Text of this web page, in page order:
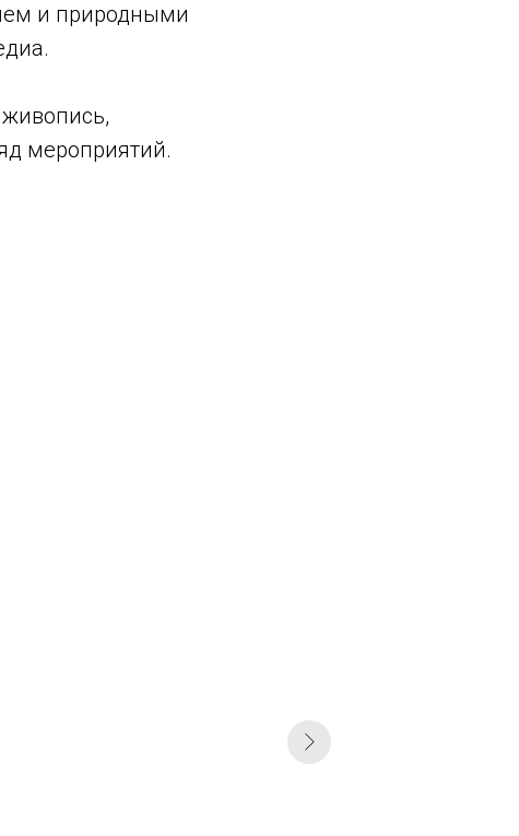
и природными
мероприятий.